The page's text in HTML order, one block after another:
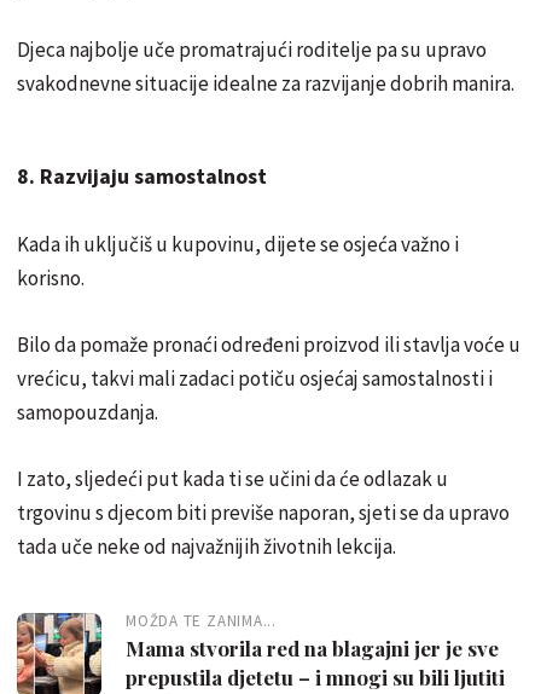
Djeca najbolje uče promatrajući roditelje pa su upravo
svakodnevne situacije idealne za razvijanje dobrih manira.
8. Razvijaju samostalnost
Kada ih uključiš u kupovinu, dijete se osjeća važno i
korisno.
Bilo da pomaže pronaći određeni proizvod ili stavlja voće u
vrećicu, takvi mali zadaci potiču osjećaj samostalnosti i
samopouzdanja.
I zato, sljedeći put kada ti se učini da će odlazak u
trgovinu s djecom biti previše naporan, sjeti se da upravo
tada uče neke od najvažnijih životnih lekcija.
MOŽDA TE ZANIMA...
Mama stvorila red na blagajni jer je sve
prepustila djetetu – i mnogi su bili ljutiti